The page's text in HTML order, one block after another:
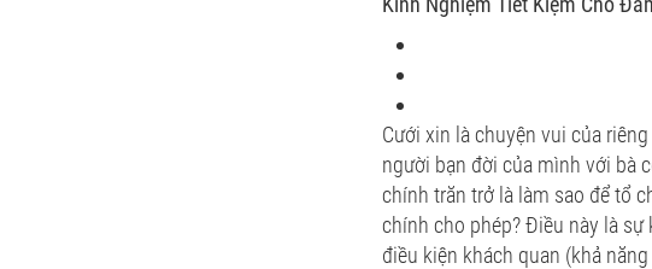
Cưới xin là chuyện vui của
người bạn đời của mình với bà
chính trăn trở là làm sao để tổ
chính cho phép? Điều này là
điều kiện khách quan (khả